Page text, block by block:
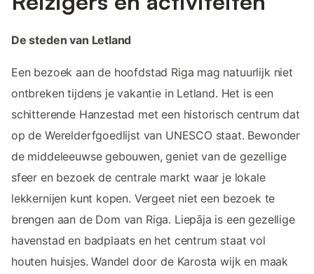
De steden van Letland
Een bezoek aan de hoofdstad Riga mag natuurlijk niet
ontbreken tijdens je vakantie in Letland. Het is een
schitterende Hanzestad met een historisch centrum dat
op de Werelderfgoedlijst van UNESCO staat. Bewonder
de middeleeuwse gebouwen, geniet van de gezellige
sfeer en bezoek de centrale markt waar je lokale
lekkernijen kunt kopen. Vergeet niet een bezoek te
brengen aan de Dom van Riga. Liepāja is een gezellige
havenstad en badplaats en het centrum staat vol
houten huisjes. Wandel door de Karosta wijk en maak